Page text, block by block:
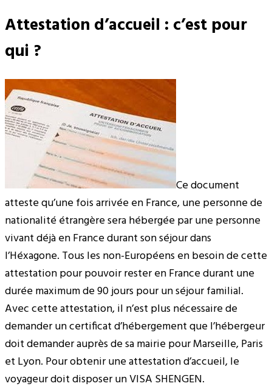
Attestation d’accueil : c’est pour
qui ?
Ce document
atteste qu’une fois arrivée en France, une personne de
nationalité étrangère sera hébergée par une personne
vivant déjà en France durant son séjour dans
l’Héxagone. Tous les non-Européens en besoin de cette
attestation pour pouvoir rester en France durant une
durée maximum de 90 jours pour un séjour familial.
Avec cette attestation, il n’est plus nécessaire de
demander un certificat d’hébergement que l’hébergeur
doit demander auprès de sa mairie pour Marseille, Paris
et Lyon. Pour obtenir une attestation d’accueil, le
voyageur doit disposer un VISA SHENGEN.